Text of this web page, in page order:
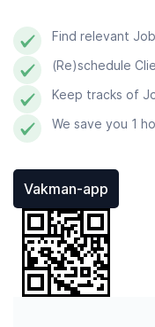
Find relevant
(Re)schedule
Keep tracks of
We save you 1
Vakman-app